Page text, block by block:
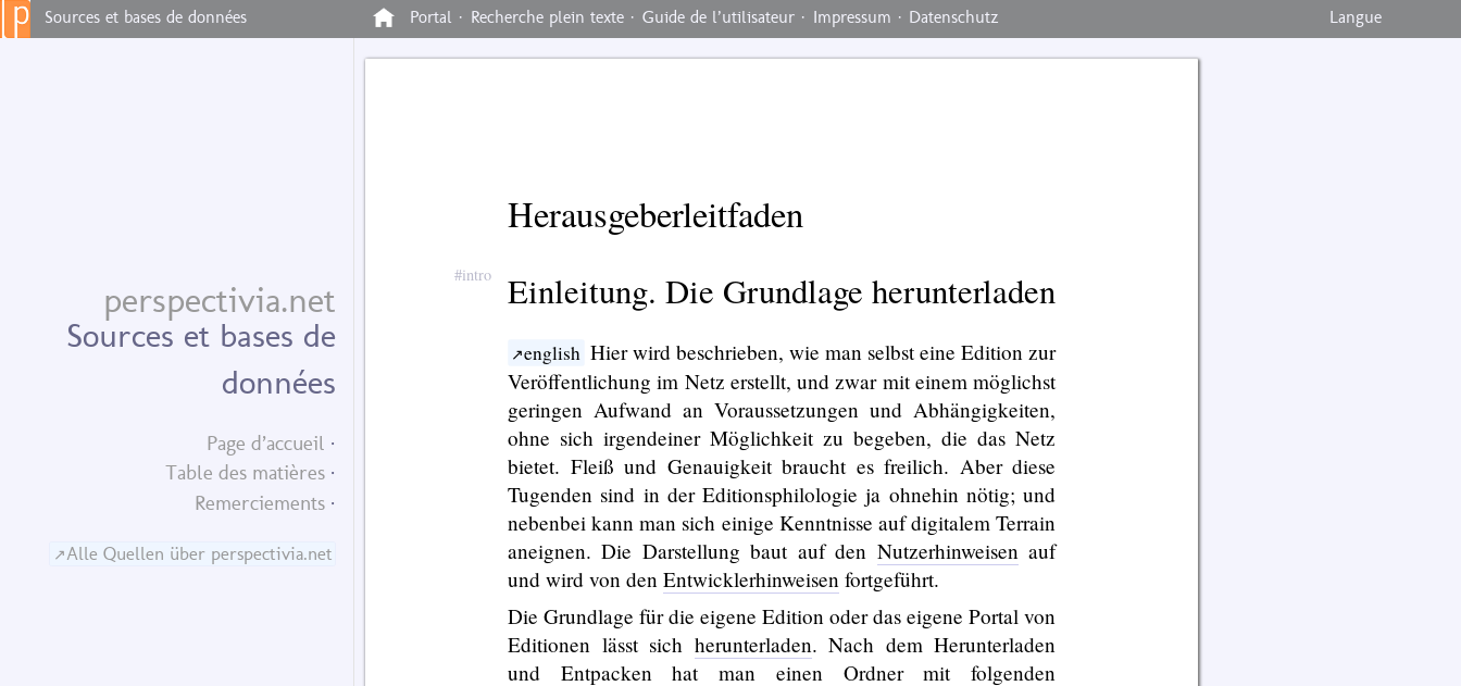
Sources et bases de données Portal · Recherche plein texte · Guide de l’utilisateur· Impressum · Datenschutz Langue
perspectivia.net
Sources et bases de
données
Page d’accueil
Table des matières
Remerciements
Alle Quellen über perspectivia.net
Herausgeberleitfaden
Einleitung. Die Grundlage herunterladen
english Hier wird beschrieben, wie man selbst eine Edition zur
Veröffentlichung im Netz erstellt, und zwar mit einem möglichst
geringen Aufwand an Voraussetzungen und Abhängigkeiten,
ohne sich irgendeiner Möglichkeit zu begeben, die das Netz
bietet. Fleiß und Genauigkeit braucht es freilich. Aber diese
Tugenden sind in der Editionsphilologie ja ohnehin nötig; und
nebenbei kann man sich einige Kenntnisse auf digitalem Terrain
aneignen. Die Darstellung baut auf den Nutzerhinweisen auf
und wird von denEntwicklerhinweisen fortgeführt.
Die Grundlage für die eigene Edition oder das eigene Portal von
Editionen lässt sich herunterladen. Nach dem Herunterladen
und Entpacken hat man einen Ordner mit folgenden